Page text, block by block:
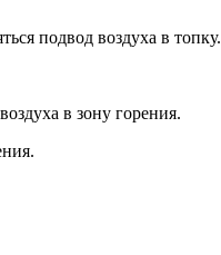
подвод воздуха в топку.
в зону горения.